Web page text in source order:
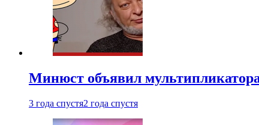
Минюст объявил
3 года спустя2 года спустя